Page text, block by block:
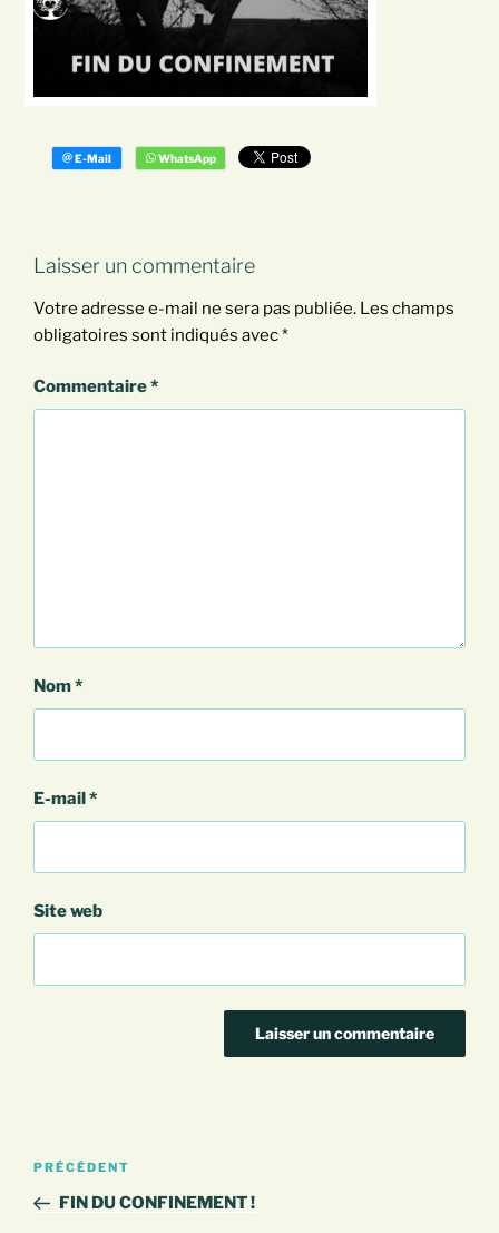
Laisser un commentaire
Votre adresse e-mail ne sera pas publiée. Les champs
obligatoires sont indiqués avec*
Commentaire*
Nom*
E-mail*
Site web
Navigation
l’article
Article
précédent
PRÉCÉDENT
FIN DU CONFINEMENT !